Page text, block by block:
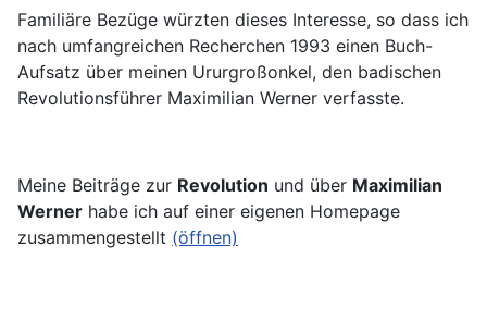
Familiäre Bezüge würzten dieses Interesse, so dass ich
nach umfangreichen Recherchen 1993 einen Buch-
Aufsatz über meinen Ururgroßonkel, den badischen
Revolutionsführer Maximilian Werner verfasste.
Meine Beiträge zur Revolution und über Maximilian
Werner habe ich auf einer eigenen Homepage
zusammengestellt (öffnen)